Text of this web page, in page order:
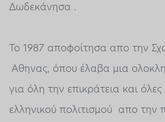
Δωδεκάνησα .
Το 1987 αποφοίτησα απο την
Αθηνας, όπου έλαβα μια
για όλη την επικράτεια και
ελληνικού πολιτισμού απο την